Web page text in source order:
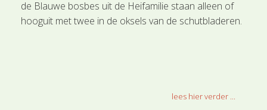
de Blauwe bosbes uit de Heifamilie staan alleen of
hooguit met twee in de oksels van de schutbladeren.
lees hier verder ...